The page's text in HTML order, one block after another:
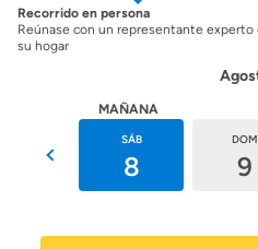
Recorrido en persona
Reúnase con un representante experto
su hogar
MAÑANA
SÁB
8
DOM
9